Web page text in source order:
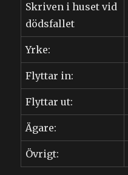
Skriven i huset vid
dödsfallet
Yrke:
Flyttar in:
Flyttar ut:
Ägare:
Övrigt: